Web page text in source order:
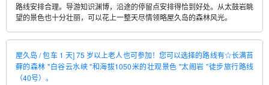
路线安排合理。导游知识渊博，沿途的停留点安排得恰到好处。从太鼓岩眺
望的景色也十分壮丽，可以花上一整天尽情领略屋久岛的森林风光。
屋久岛 / 包车 1 天] 75 岁以上老人也可参加！您可以选择的路线有☆长满苔
藓的森林 "白谷云水峡 "和海拔1050米的壮观景色 "太阁岩 "徒步旅行路线
（40号）。